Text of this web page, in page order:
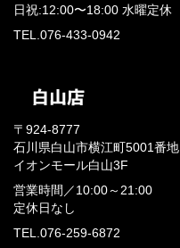
日祝:12:00〜18:00 水曜定休
TEL.076-433-0942
〒924-8777
石川県白山市横江町5001番地
イオンモール白山3F
営業時間／ 10:00～21:00
定休日なし
TEL.076-259-6872